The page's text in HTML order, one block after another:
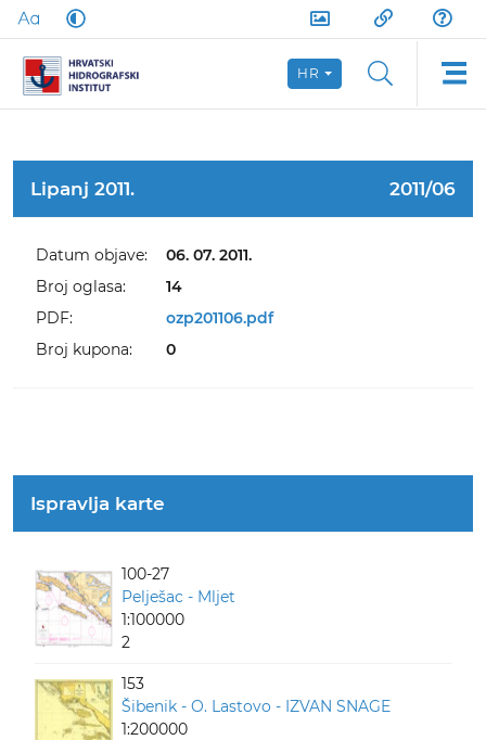
HR
Lipanj 2011. 2011/06
Datum objave:
06. 07. 2011.
Broj oglasa:
14
PDF:
ozp201106.pdf
Broj kupona:
0
Ispravlja karte
100-27
Pelješac - Mljet
1:100000
2
153
Šibenik - O. Lastovo - IZVAN SNAGE
1:200000